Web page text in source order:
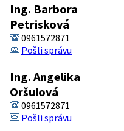
Ing. Barbora
Petrisková
0961572871
Pošli správu
Ing. Angelika
Oršulová
0961572871
Pošli správu